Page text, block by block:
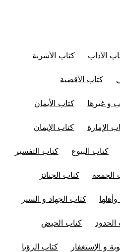
الآداب كتاب الأشربة
كتاب الأقضية
و غيرها كتاب الأيمان
الإمارة كتاب الإيمان
كتاب البيوع كتاب التفسير
الجمعة كتاب الجنائز
كتاب الجهاد و السير
الحدود كتاب الحيض
و الإستغفار كتاب الرؤيا